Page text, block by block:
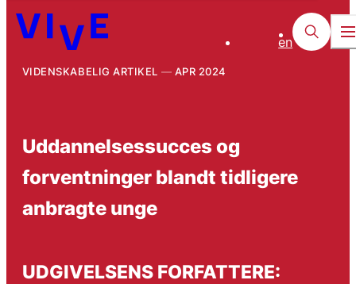
en
VIDENSKABELIG ARTIKEL APR 2024
Uddannelsessucces og
forventninger blandt tidligere
anbragte unge
UDGIVELSENS FORFATTERE: